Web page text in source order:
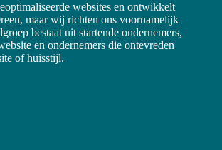
websites en ontwikkelt
maar wij richten ons voornamelijk
bestaat uit startende ondernemers,
en ondernemers die ontevreden
of huisstijl.